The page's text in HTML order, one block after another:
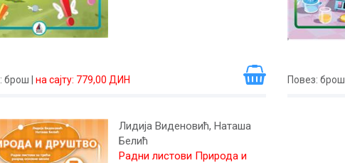
: брош на сајту: 779,00 ДИН Повез: брош
Лидија Виденовић, Наташа
Белић
Радни листови Природа и